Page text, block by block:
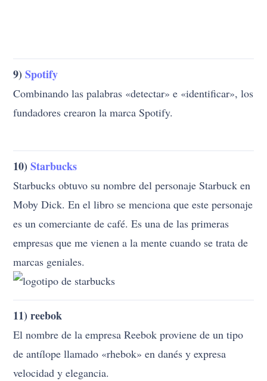
9)Spotify
Combinando las palabras «detectar» e «identificar», los
fundadores crearon la marca Spotify.
10)Starbucks
Starbucks obtuvo su nombre del personaje Starbuck en
Moby Dick. En el libro se menciona que este personaje
es un comerciante de café. Es una de las primeras
empresas que me vienen a la mente cuando se trata de
marcas geniales.
11) reebok
El nombre de la empresa Reebok proviene de un tipo
de antílope llamado «rhebok» en danés y expresa
velocidad y elegancia.